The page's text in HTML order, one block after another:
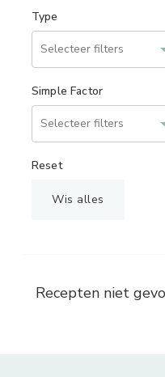
Type
Simple Factor
Reset
Wis alles
Recepten niet